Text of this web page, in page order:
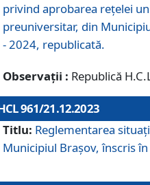
privind aprobarea rețelei
preuniversitar, din
- 2024, republicată.
Observații : Republică
961/21.12.2023
Titlu: Reglementarea
Municipiul Brașov, înscris